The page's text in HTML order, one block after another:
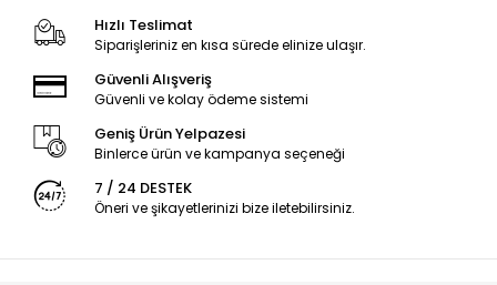
Hızlı Teslimat
Siparişleriniz en kısa sürede elinize ulaşır.
Güvenli Alışveriş
Güvenli ve kolay ödeme sistemi
Geniş Ürün Yelpazesi
Binlerce ürün ve kampanya seçeneği
7 / 24 DESTEK
Öneri ve şikayetlerinizi bize iletebilirsiniz.